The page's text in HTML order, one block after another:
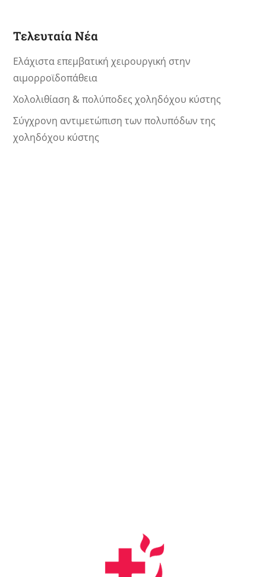
Τελευταία Νέα
Ελάχιστα επεμβατική χειρουργική στην
αιμορροϊδοπάθεια
Χολολιθίαση & πολύποδες χοληδόχου κύστης
Σύγχρονη αντιμετώπιση των πολυπόδων της
χοληδόχου κύστης